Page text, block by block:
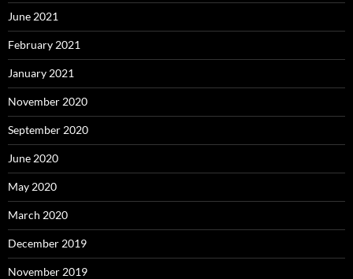
June 2021
February 2021
January 2021
November 2020
September 2020
June 2020
May 2020
March 2020
December 2019
November 2019